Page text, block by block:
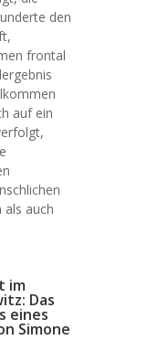
den
frontal
auf ein
auch
im
Das
eines
Simone